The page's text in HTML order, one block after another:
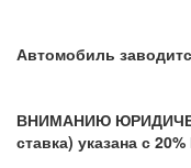
Автомобиль
ВНИМАНИЮ
ставка) указана с